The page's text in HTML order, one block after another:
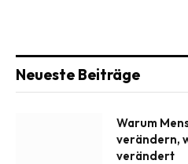
Neueste Beiträge
Warum
verändern,
verändert